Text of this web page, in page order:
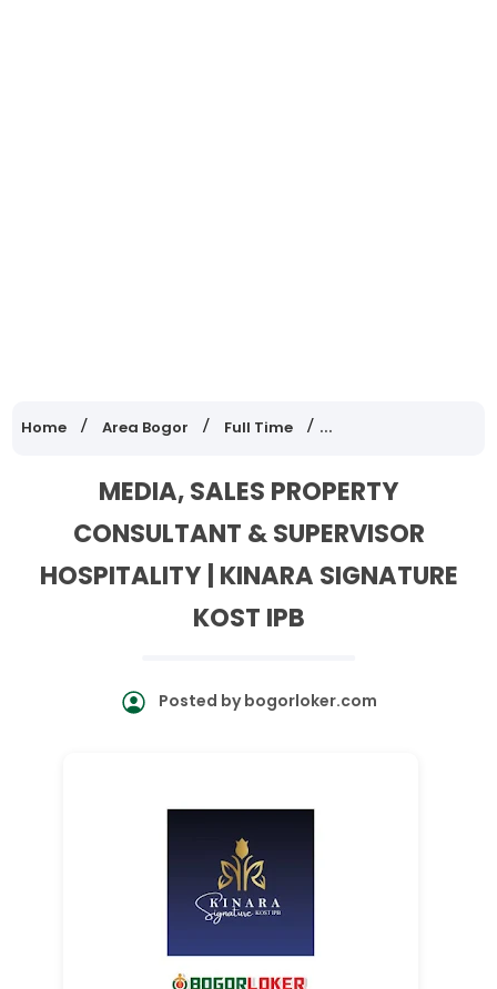
Home Area Bogor Full Time Lowongan Kerja
MEDIA, SALES PROPERTY
CONSULTANT & SUPERVISOR
HOSPITALITY | KINARA SIGNATURE
KOST IPB
Posted bybogorloker.com